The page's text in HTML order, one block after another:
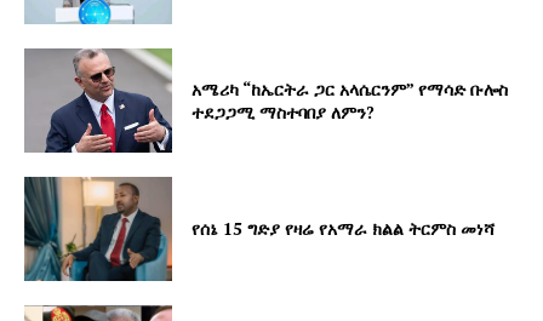
አሜሪካ “ከኤርትራ ጋር አላሴርንም” የማሳድ ቡሎስ
ተደጋጋሚ ማስተባበያ ለምን?
የሰኔ 15 ግድያ የዛሬ የአማራ ክልል ትርምስ መነሻ